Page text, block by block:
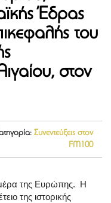
Έδρας
του
στον
Συνεντεύξεις στον
FM100
της Ευρώπης. Η
της ιστορικής